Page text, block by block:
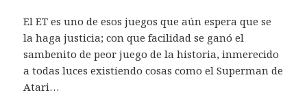
El ET es uno de esos juegos que aún espera que se
la haga justicia; con que facilidad se ganó el
sambenito de peor juego de la historia, inmerecido
a todas luces existiendo cosas como el Superman de
Atari…